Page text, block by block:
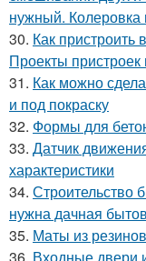
нужный. Колеровка
30. Как пристроить
Проекты пристроек
31. Как можно
и под покраску
32. Формы для
33. Датчик
характеристики
34. Строительство
нужна дачная
35. Маты из